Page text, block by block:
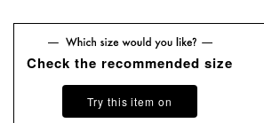
Check the recommended size
Try this item on